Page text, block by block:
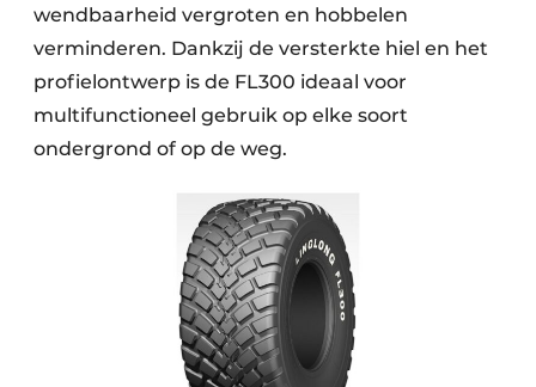
wendbaarheid vergroten en hobbelen
verminderen. Dankzij de versterkte hiel en het
profielontwerp is de FL300 ideaal voor
multifunctioneel gebruik op elke soort
ondergrond of op de weg.